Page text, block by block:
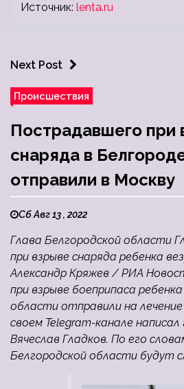
Источник: lenta.ru
Next Post
Происшествия
Пострадавшего при
снаряда в
отправили в Москву
Сб Авг 13 , 2022
Глава Белгородской области
при взрыве снаряда ребенка
Александр Кряжев / РИА
при взрыве боеприпаса
области отправили на
своем Telegram-канале
Вячеслав Гладков. По его
Белгородской области будут